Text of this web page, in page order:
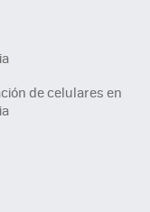
de celulares en